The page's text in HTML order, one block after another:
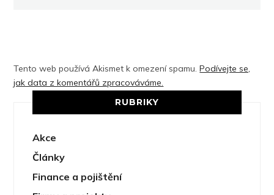
Tento web používá Akismet k omezení spamu.Podívejte se,
jak data z komentářů zpracováváme.
RUBRIKY
Akce
Články
Finance a pojištění